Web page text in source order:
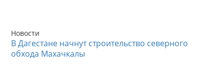
Новости
В Дагестане начнут строительство северного
обхода Махачкалы